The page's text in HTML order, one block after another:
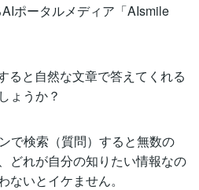
AIポータルメディア「AIsmile
ると自然な文章で答えてくれる
ょうか？
で検索（質問）すると無数の
どれが自分の知りたい情報なの
いとイケません。